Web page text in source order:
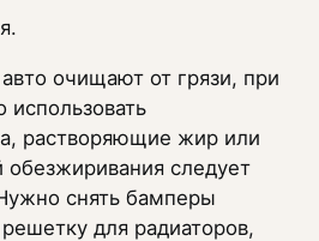
очищают от грязи, при
растворяющие жир или
следует
снять бамперы
для радиаторов,